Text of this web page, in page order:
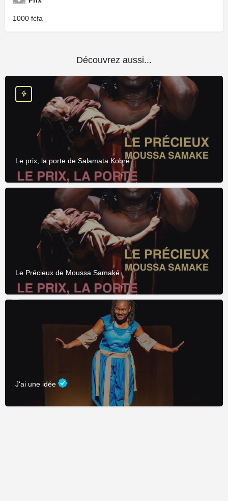
1000
Découvrez aussi...
Le prix, la porte de Salamata Kobré
Le Précieux de Moussa Samaké
J'ai une idée